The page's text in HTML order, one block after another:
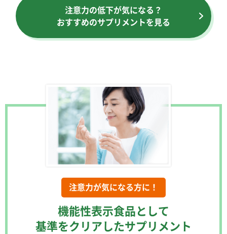
注意力の低下が気になる？
おすすめのサプリメントを見る
注意力が気になる方に！
機能性表示食品として
基準をクリアしたサプリメント